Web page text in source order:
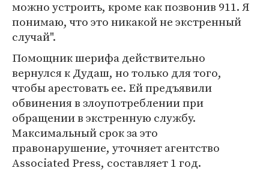
можно устроить, кроме как позвонив 911. Я
понимаю, что это никакой не экстренный
случай".
Помощник шерифа действительно
вернулся к Дудаш, но только для того,
чтобы арестовать ее. Ей предъявили
обвинения в злоупотреблении при
обращении в экстренную службу.
Максимальный срок за это
правонарушение, уточняет агентство
Associated Press, составляет 1 год.